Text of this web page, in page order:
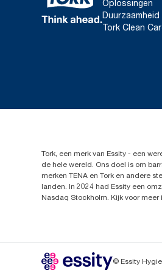
Oplossingen
Duurzaamheid
Tork Clean
Tork, een merk van Essity - een
de hele wereld. Ons doel is om
merken TENA en Tork en andere
landen. In 2024 had Essity een
Nasdaq Stockholm. Kijk voor meer
© Essity